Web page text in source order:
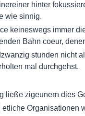
hinter
wie sinnig.
keineswegs immer
Bahn coeur,
stunden nicht
mal durchgehst.
ließe zigeunern dies
Organisationen